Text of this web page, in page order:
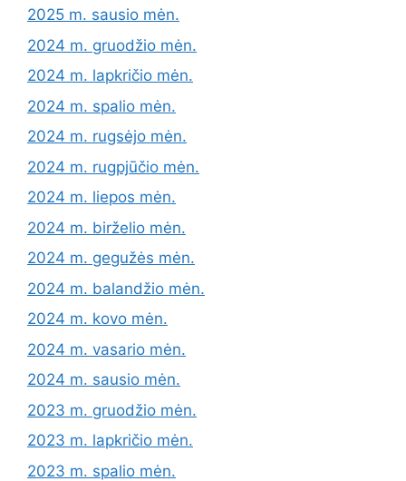
2025 m. sausio mėn.
2024 m. gruodžio mėn.
2024 m. lapkričio mėn.
2024 m. spalio mėn.
2024 m. rugsėjo mėn.
2024 m. rugpjūčio mėn.
2024 m. liepos mėn.
2024 m. birželio mėn.
2024 m. gegužės mėn.
2024 m. balandžio mėn.
2024 m. kovo mėn.
2024 m. vasario mėn.
2024 m. sausio mėn.
2023 m. gruodžio mėn.
2023 m. lapkričio mėn.
2023 m. spalio mėn.